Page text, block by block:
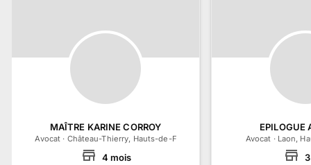
MAÎTRE KARINE CORROY
Avocat · Château-Thierry, Hauts-de-France
4 mois
EPILOGUE
Avocat · Laon,
3